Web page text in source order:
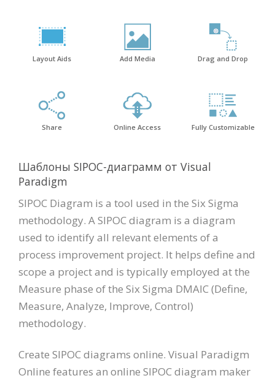
Layout Aids Add Media Drag and Drop
Share Online Access Fully Customizable
Шаблоны SIPOC-диаграмм от Visual
Paradigm
SIPOC Diagram is a tool used in the Six Sigma
methodology. A SIPOC diagram is a diagram
used to identify all relevant elements of a
process improvement project. It helps define and
scope a project and is typically employed at the
Measure phase of the Six Sigma DMAIC (Define,
Measure, Analyze, Improve, Control)
methodology.
Create SIPOC diagrams online. Visual Paradigm
Online features an online SIPOC diagram maker